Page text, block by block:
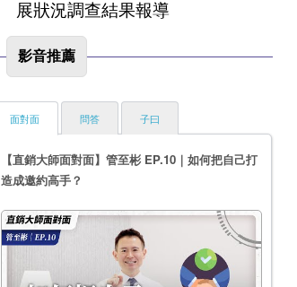
展狀況調查結果報導
影音推薦
面對面
【直銷大師面對面】管至彬 EP.10｜如何把自己打
造成邀約高手？
問答 子曰